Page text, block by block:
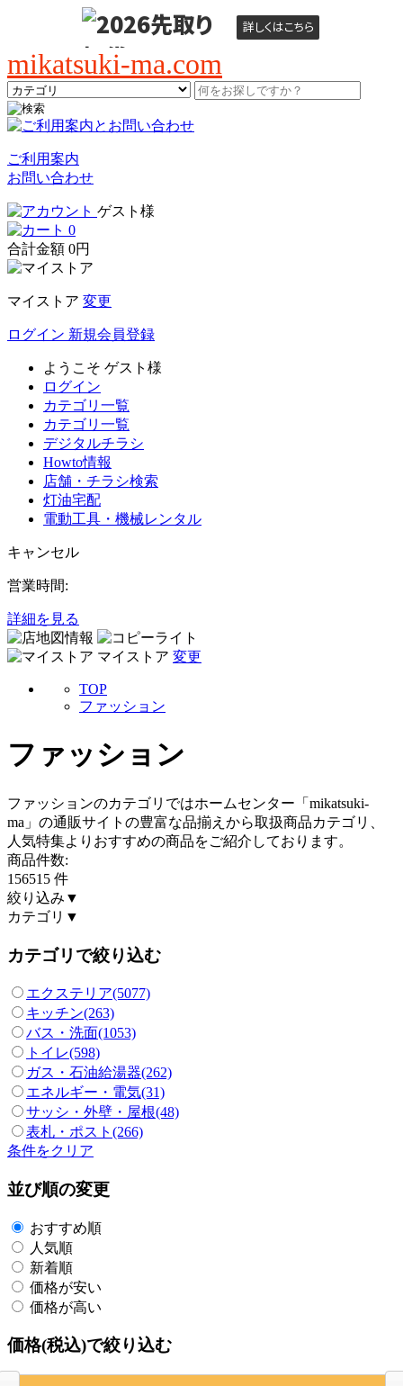
詳しくはこちら
mikatsuki-ma.com
ご利用案内
お問い合わせ
ゲスト様
0
合計金額 0円
マイストア 変更
ログイン 新規会員登録
ようこそ ゲスト様
ログイン
カテゴリ一覧
カテゴリ一覧
デジタルチラシ
Howto情報
店舗・チラシ検索
灯油宅配
電動工具・機械レンタル
キャンセル
営業時間:
詳細を見る
マイストア 変更
TOP
ファッション
ファッション
ファッションのカテゴリではホームセンター「mikatsuki-
ma」の通販サイトの豊富な品揃えから取扱商品カテゴリ、
人気特集よりおすすめの商品をご紹介しております。
商品件数:
156515 件
絞り込み ▼
カテゴリ ▼
カテゴリで絞り込む
エクステリア(5077)
キッチン(263)
バス・洗面(1053)
トイレ(598)
ガス・石油給湯器(262)
エネルギー・電気(31)
サッシ・外壁・屋根(48)
表札・ポスト(266)
条件をクリア
並び順の変更
おすすめ順
人気順
新着順
価格が安い
価格が高い
価格(税込)で絞り込む